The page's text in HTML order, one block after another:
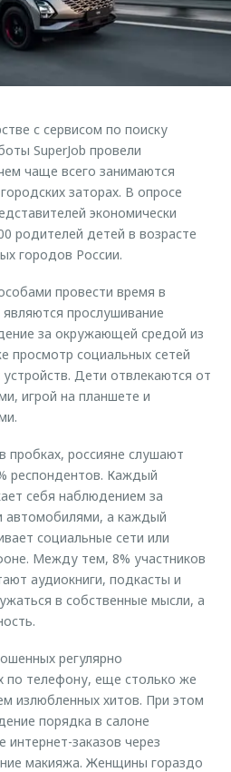
с сервисом по поиску
SuperJob провели
чаще всего занимаются
заторах. В опросе
экономически
родителей детей в возрасте
городов России.
провести время в
прослушивание
за окружающей средой из
просмотр социальных сетей
Дети отвлекаются от
игрой на планшете и
пробках, россияне слушают
респондентов. Каждый
себя наблюдением за
а каждый
социальные сети или
Между тем, 8% участников
аудиокниги, подкасты и
в собственные мысли, а
регулярно
по телефону, еще столько же
излюбленных хитов. При этом
порядка в салоне
заказов через
макияжа. Женщины гораздо